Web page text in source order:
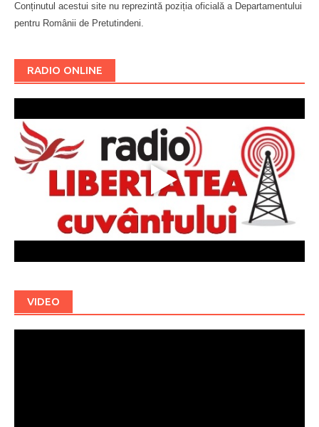
Conținutul acestui site nu reprezintă poziția oficială a Departamentului
pentru Românii de Pretutindeni.
RADIO ONLINE
VIDEO